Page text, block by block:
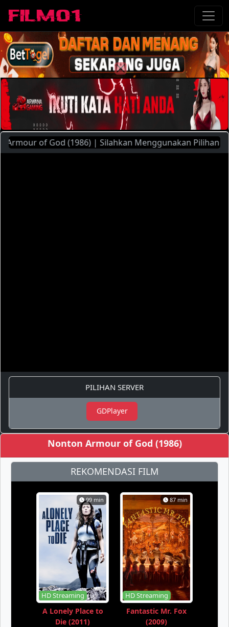
of God (1986) | Silahkan Menggunakan Pilihan
PILIHAN SERVER
GDPlayer
Nonton Armour of God (1986)
REKOMENDASI FILM
99 min
HD Streaming
A Lonely Place to
Die (2011)
87 min
HD Streaming
Fantastic Mr. Fox
(2009)